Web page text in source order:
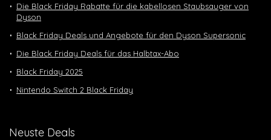
Die Black Friday Rabatte für die kabellosen Staubsauger von
Dyson
Black Friday Deals und Angebote für den Dyson Supersonic
Die Black Friday Deals für das Halbtax-Abo
Black Friday 2025
Nintendo Switch 2 Black Friday
Neuste Deals